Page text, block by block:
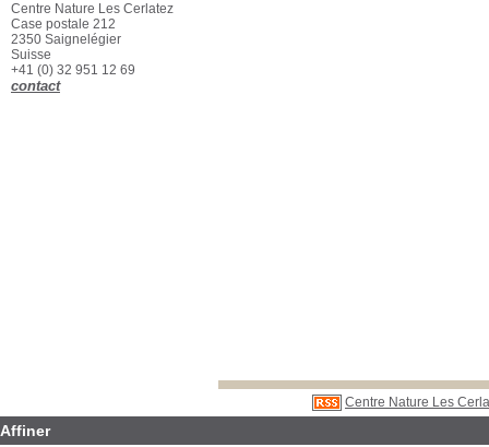
Centre Nature Les
Centre Nature Les Cerlatez
Case postale 212
2350 Saignelégier
Suisse
+41 (0) 32 951 12 69
contact
Affiner